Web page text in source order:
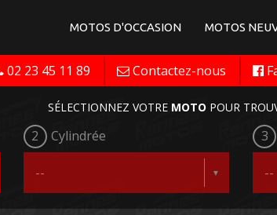
MOTOS D'OCCASION MOTOS
02 23 45 11 89 Contactez-nous
SÉLECTIONNEZ VOTRE MOTO POUR
2 Cylindrée 3